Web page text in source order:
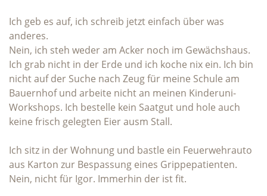
Ich geb es auf, ich schreib jetzt einfach über was
anderes.
Nein, ich steh weder am Acker noch im Gewächshaus.
Ich grab nicht in der Erde und ich koche nix ein. Ich bin
nicht auf der Suche nach Zeug für meine Schule am
Bauernhof und arbeite nicht an meinen Kinderuni-
Workshops. Ich bestelle kein Saatgut und hole auch
keine frisch gelegten Eier ausm Stall.
Ich sitz in der Wohnung und bastle ein Feuerwehrauto
aus Karton zur Bespassung eines Grippepatienten.
Nein, nicht für Igor. Immerhin der ist fit.